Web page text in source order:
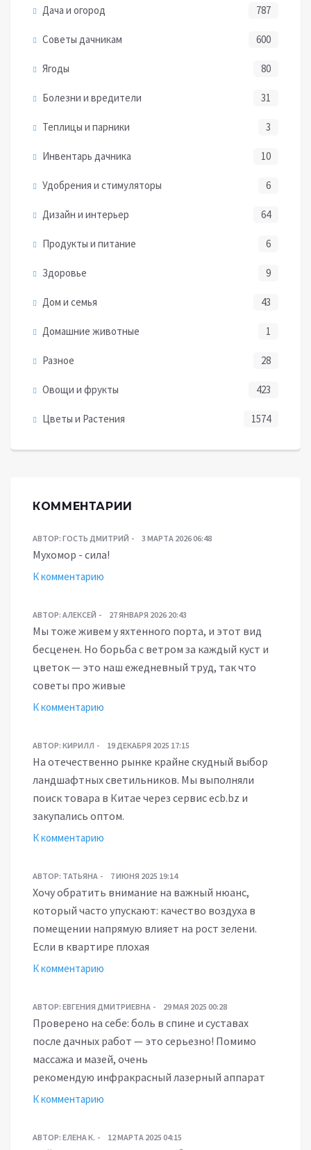
Дача и огород 787
Советы дачникам 600
Ягоды 80
Болезни и вредители 31
Теплицы и парники 3
Инвентарь дачника 10
Удобрения и стимуляторы 6
Дизайн и интерьер 64
Продукты и питание 6
Здоровье 9
Дом и семья 43
Домашние животные 1
Разное 28
Овощи и фрукты 423
Цветы и Растения 1574
КОММЕНТАРИИ
АВТОР: ГОСТЬ ДМИТРИЙ 3 МАРТА 2026 06:48
Мухомор - сила!
К комментарию
АВТОР: АЛЕКСЕЙ 27 ЯНВАРЯ 2026 20:43
Мы тоже живем у яхтенного порта, и этот вид
бесценен. Но борьба с ветром за каждый куст и
цветок — это наш ежедневный труд, так что
советы про живые
К комментарию
АВТОР: КИРИЛЛ 19 ДЕКАБРЯ 2025 17:15
На отечественно рынке крайне скудный выбор
ландшафтных светильников. Мы выполняли
поиск товара в Китае через сервис ecb.bz и
закупались оптом.
К комментарию
АВТОР: ТАТЬЯНА 7 ИЮНЯ 2025 19:14
Хочу обратить внимание на важный нюанс,
который часто упускают: качество воздуха в
помещении напрямую влияет на рост зелени.
Если в квартире плохая
К комментарию
АВТОР: ЕВГЕНИЯ ДМИТРИЕВНА 29 МАЯ 2025 00:28
Проверено на себе: боль в спине и суставах
после дачных работ — это серьезно! Помимо
массажа и мазей, очень
рекомендую инфракрасный лазерный аппарат
К комментарию
АВТОР: ЕЛЕНА К. 12 МАРТА 2025 04:15